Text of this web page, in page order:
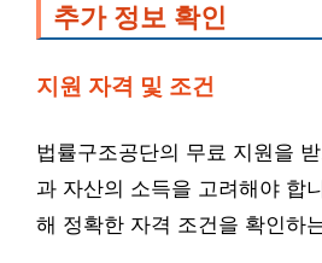
추가 정보 확인
지원 자격 및 조건
법률구조공단의 무료 지원을
과 자산의 소득을 고려해야 합
해 정확한 자격 조건을 확인하